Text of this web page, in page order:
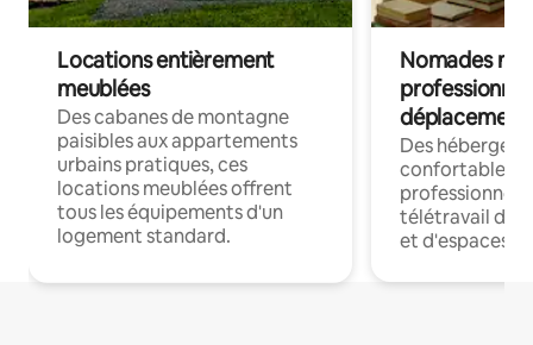
Locations entièrement
meublées
Des cabanes de montagne
paisibles aux appartements
urbains pratiques, ces
locations meublées offrent
tous les équipements d'un
logement standard.
Nomades
déplacement
Des
confortables
professionnels
télétravail
et d'espaces